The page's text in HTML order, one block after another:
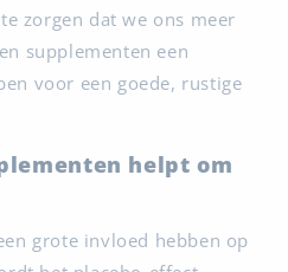
zorgen dat we ons meer
supplementen een
voor een goede, rustige
helpt om
grote invloed hebben op